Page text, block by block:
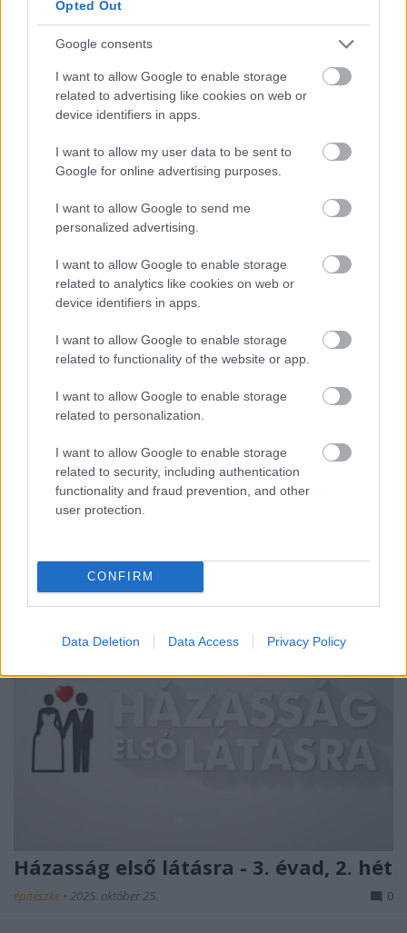
Opted Out
Google consents
I want to allow Google to enable storage
related to advertising like cookies on web or
device identifiers in apps.
I want to allow my user data to be sent to
Google for online advertising purposes.
I want to allow Google to send me
personalized advertising.
I want to allow Google to enable storage
related to analytics like cookies on web or
device identifiers in apps.
I want to allow Google to enable storage
related to functionality of the website or app.
I want to allow Google to enable storage
related to personalization.
I want to allow Google to enable storage
related to security, including authentication
functionality and fraud prevention, and other
user protection.
CONFIRM
Data Deletion Data Access Privacy Policy
Farmon is dolgozott a TV2 népszerű
pszichológusa...
építészke•2025. október 30.
Gaál Viktor fiatal korában Új-Zélandon élt, ahol
kétkezi munkát megcsinált, amelyet egy farmon el
kell végezni. Ezt követően az Egyesült Királyságban
dolgozott pszichológusként és fordítóként, emiatt
anyanyelvi szinten beszél angolul. Mivel azonban
Házasság első látásra - 3. évad, 2. hét
építészke • 2025. október 25. 0